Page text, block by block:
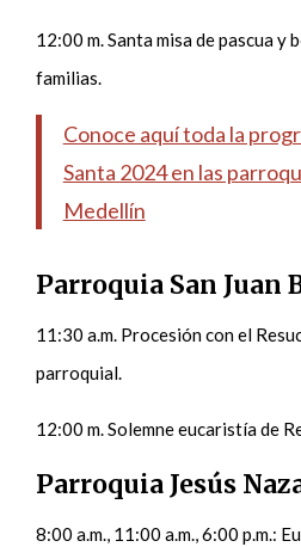
12:00 m. Santa misa de pascua y
familias.
Conoce aquí toda la
Santa 2024 en las
Medellín
Parroquia San Juan
11:30 a.m. Procesión con el
parroquial.
12:00 m. Solemne eucaristía de
Parroquia Jesús
8:00 a.m., 11:00 a.m., 6:00 p.m.: